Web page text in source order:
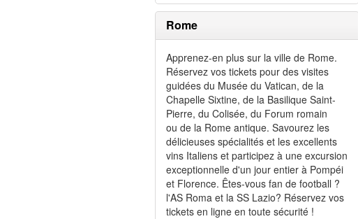
Rome
Apprenez-en plus sur la ville de Rome.
Réservez vos tickets pour des visites
guidées du Musée du Vatican, de la
Chapelle Sixtine, de la Basilique Saint-
Pierre, du Colisée, du Forum romain
ou de la Rome antique. Savourez les
délicieuses spécialités et les excellents
vins Italiens et participez à une excursion
exceptionnelle d'un jour entier à Pompéi
et Florence. Êtes-vous fan de football ?
l'AS Roma et la SS Lazio? Réservez vos
tickets en ligne en toute sécurité !